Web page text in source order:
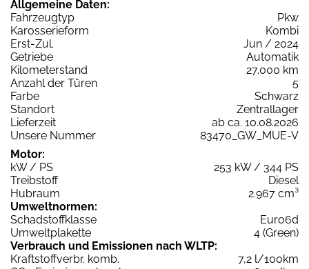
Allgemeine Daten:
Fahrzeugtyp
Pkw
Karosserieform
Kombi
Erst-Zul.
Jun / 2024
Getriebe
Automatik
Kilometerstand
27.000 km
Anzahl der Türen
5
Farbe
Schwarz
Standort
Zentrallager
Lieferzeit
ab ca. 10.08.2026
Unsere Nummer
83470_GW_MUE-V
Motor:
kW / PS
253 kW / 344 PS
Treibstoff
Diesel
Hubraum
2.967 cm³
Umweltnormen:
Schadstoffklasse
Euro6d
Umweltplakette
4 (Green)
Verbrauch und Emissionen nach WLTP:
Kraftstoffverbr. komb.
7,2 l/100km